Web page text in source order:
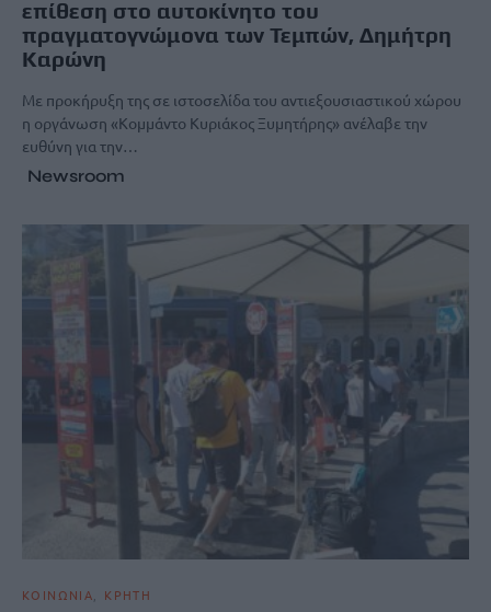
επίθεση στο αυτοκίνητο του
πραγματογνώμονα των Τεμπών, Δημήτρη
Καρώνη
Με προκήρυξη της σε ιστοσελίδα του αντιεξουσιαστικού χώρου
η οργάνωση «Κομμάντο Κυριάκος Ξυμητήρης» ανέλαβε την
ευθύνη για την…
Newsroom
ΚΟΙΝΩΝΙΑ ΚΡΗΤΗ